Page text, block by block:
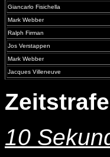
Giancarlo Fisichella
Mark Webber
Ralph Firman
Jos Verstappen
Mark Webber
Jacques Villeneuve
10